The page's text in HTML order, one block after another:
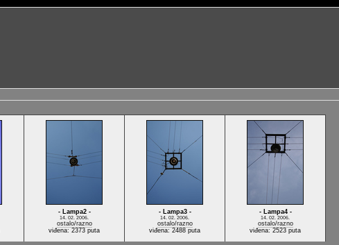
- Lampa2 -
14. 02. 2006.
ostalo/razno
viđena: 2373 puta
- Lampa3 -
14. 02. 2006.
ostalo/razno
viđena: 2488 puta
- Lampa4 -
14. 02. 2006.
ostalo/razno
viđena: 2523 puta